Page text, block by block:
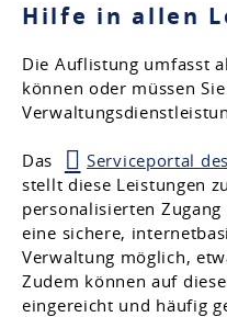
Hilfe in allen
Die Auflistung umfasst
können oder müssen
Das
Serviceportal
stellt diese Leistungen
personalisierten
eine sichere,
Verwaltung möglich,
Zudem können auf
eingereicht und häufig